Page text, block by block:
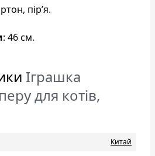
пір’я.
: 46 см.
Іграшка
для котів,
Китай